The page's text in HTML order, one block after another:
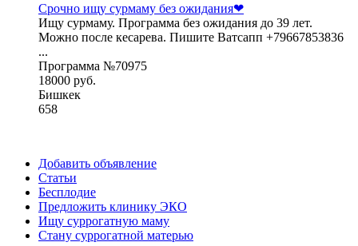
Срочно ищу сурмаму без ожидания❤
Ищу сурмаму. Программа без ожидания до 39 лет.
Можно после кесарева. Пишите Ватсапп +79667853836
...
Программа №70975
18000 руб.
Бишкек
658
Добавить объявление
Статьи
Бесплодие
Предложить клинику ЭКО
Ищу суррогатную маму
Стану суррогатной матерью